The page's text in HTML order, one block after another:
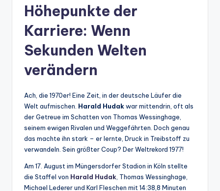
Höhepunkte der
Karriere: Wenn
Sekunden Welten
verändern
Ach, die 1970er! Eine Zeit, in der deutsche Läufer die
Welt aufmischen. Harald Hudakwar mittendrin, oft als
der Getreue im Schatten von Thomas Wessinghage,
seinem ewigen Rivalen und Weggefährten. Doch genau
das machte ihn stark – er lernte, Druck in Treibstoff zu
verwandeln. Sein größter Coup? Der Weltrekord 1977!
Am 17. August im Müngersdorfer Stadion in Köln stellte
die Staffel von Harald Hudak, Thomas Wessinghage,
Michael Lederer und Karl Fleschen mit 14:38,8 Minuten